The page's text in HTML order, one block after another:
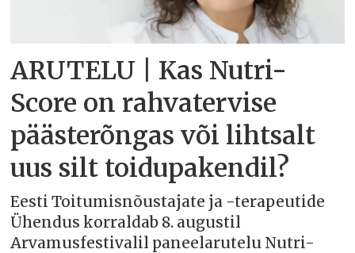
ARUTELU | Kas Nutri-
Score on rahvatervise
päästerõngas või lihtsalt
uus silt toidupakendil?
Eesti Toitumisnõustajate ja -terapeutide
Ühendus korraldab 8. augustil
Arvamusfestivalil paneelarutelu Nutri-